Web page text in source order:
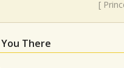
[
There